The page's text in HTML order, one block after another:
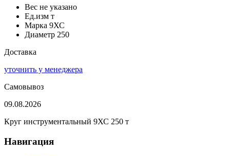
Вес не указано
Ед.изм т
Марка 9ХС
Диаметр 250
Доставка
уточнить у менеджера
Самовывоз
09.08.2026
Круг инструментальный 9ХС 250 т
Навигация